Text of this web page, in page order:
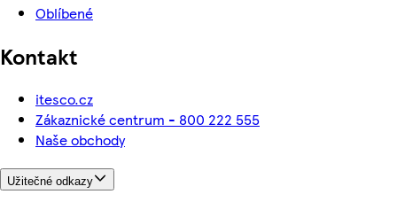
Oblíbené
Kontakt
itesco.cz
Zákaznické centrum - 800 222 555
Naše obchody
Užitečné odkazy